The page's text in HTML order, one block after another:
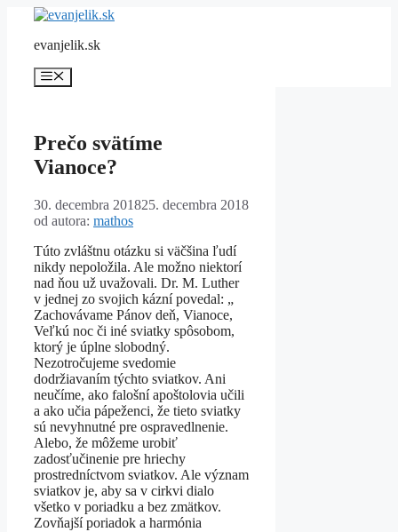
Preskočiť
obsahevanjelik.sk
Menu
Prečo svätíme
Vianoce?
30. decembra 201825. decembra 2018
od autora: mathos
Túto zvláštnu otázku si väčšina ľudí
nikdy nepoložila. Ale možno niektorí
nad ňou už uvažovali. Dr. M. Luther
v jednej zo svojich kázní povedal: „
Zachovávame Pánov deň, Vianoce,
Veľkú noc či iné sviatky spôsobom,
ktorý je úplne slobodný.
Nezotročujeme svedomie
dodržiavaním týchto sviatkov. Ani
neučíme, ako falošní apoštolovia učili
a ako učia pápeženci, že tieto sviatky
sú nevyhnutné pre ospravedlnenie.
Alebo, že môžeme urobiť
zadosťučinenie pre hriechy
prostredníctvom sviatkov. Ale význam
sviatkov je, aby sa v cirkvi dialo
všetko v poriadku a bez zmätkov.
Zovňajší poriadok a harmónia